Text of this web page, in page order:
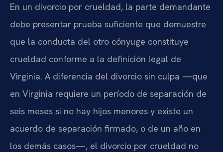
En un divorcio por crueldad, la parte demandante
debe presentar prueba suficiente que demuestre
que la conducta del otro cónyuge constituye
crueldad conforme a la definición legal de
Virginia. A diferencia del divorcio sin culpa —que
en Virginia requiere un período de separación de
seis meses si no hay hijos menores y existe un
acuerdo de separación firmado, o de un año en
los demás casos—, el divorcio por crueldad no